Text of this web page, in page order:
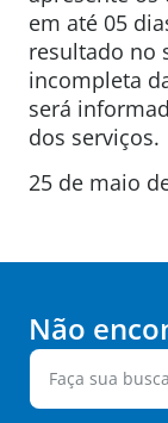
em até 05
resultado no
incompleta
será
dos serviços.
25 de maio
Não